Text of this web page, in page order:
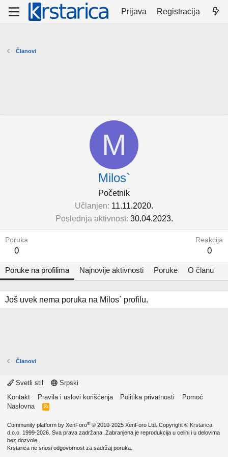
Prijava Registracija
Članovi
M
Milos`
Početnik
Učlanjen 11.11.2020.
Poslednja aktivnost 30.04.2023.
Poruka
0
Reakcija
0
Poruke na profilima Najnovije aktivnosti Poruke O članu
Još uvek nema poruka na Milos` profilu.
Članovi
Svetli stil
Srpski
Kontakt
Pravila i uslovi korišćenja Politika privatnosti
Pomoć
Naslovna
R
Community platform by XenForo® © 2010-2025 XenForo Ltd. Copyright © Krstarica
d.o.o. 1999-2026. Sva prava zadržana. Zabranjena je reprodukcija u celini i u delovima
bez dozvole.
Krstarica ne snosi odgovornost za sadržaj poruka.